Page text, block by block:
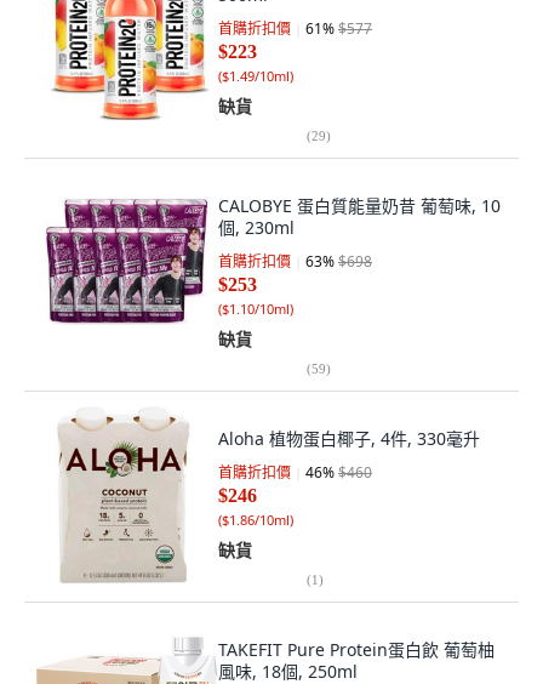
首購折扣價 61%$577
$223
($1.49/10ml)
缺貨
(29)
CALOBYE 蛋白質能量奶昔 葡萄味, 10
個, 230ml
首購折扣價 63%$698
$253
($1.10/10ml)
缺貨
(59)
Aloha 植物蛋白椰子, 4件, 330毫升
首購折扣價 46%$460
$246
($1.86/10ml)
缺貨
(1)
TAKEFIT Pure Protein蛋白飲 葡萄柚
風味, 18個, 250ml